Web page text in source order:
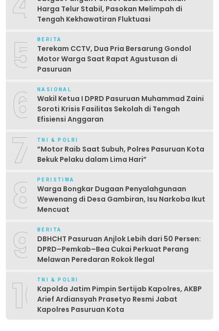
Harga Telur Stabil, Pasokan Melimpah di
Tengah Kekhawatiran Fluktuasi
5 BERITA
Terekam CCTV, Dua Pria Bersarung Gondol
Motor Warga Saat Rapat Agustusan di
Pasuruan
6 NASIONAL
Wakil Ketua I DPRD Pasuruan Muhammad Zaini
Soroti Krisis Fasilitas Sekolah di Tengah
Efisiensi Anggaran
7 TNI & POLRI
‎”Motor Raib Saat Subuh, Polres Pasuruan Kota
Bekuk Pelaku dalam Lima Hari” ‎
8 PERISTIWA
Warga Bongkar Dugaan Penyalahgunaan
Wewenang di Desa Gambiran, Isu Narkoba Ikut
Mencuat
9 BERITA
DBHCHT Pasuruan Anjlok Lebih dari 50 Persen:
DPRD–Pemkab–Bea Cukai Perkuat Perang
Melawan Peredaran Rokok Ilegal
10TNI & POLRI
Kapolda Jatim Pimpin Sertijab Kapolres, AKBP
Arief Ardiansyah Prasetyo Resmi Jabat
Kapolres Pasuruan Kota